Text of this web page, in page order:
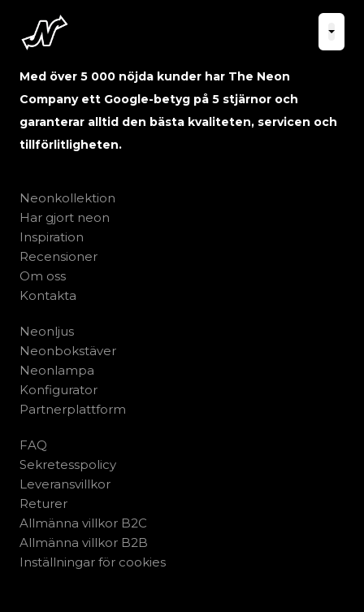
Med över 5 000 nöjda kunder har The Neon
Company ett Google-betyg på 5 stjärnor och
garanterar alltid den bästa kvaliteten, servicen och
tillförlitligheten.
Neonkollektion
Har gjort neon
Inspiration
Recensioner
Om oss
Kontakta
Neonljus
Neonbokstäver
Neonlampa
Konfigurator
Partnerplattform
FAQ
Sekretesspolicy
Leveransvillkor
Returer
Allmänna villkor B2C
Allmänna villkor B2B
Inställningar för cookies